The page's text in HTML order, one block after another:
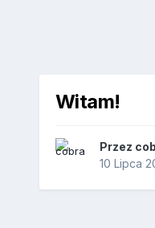
Witam!
Przez
10 Lipca